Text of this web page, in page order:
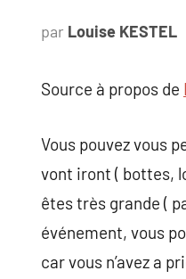
par Louise KESTEL
Source à propos de
Vous pouvez vous
vont iront ( bottes,
êtes très grande (
événement, vous
car vous n’avez a